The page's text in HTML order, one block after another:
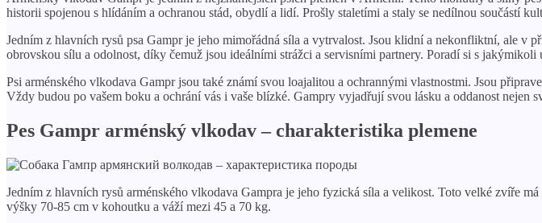
historii spojenou s hlídáním a ochranou stád, obydlí a lidí. Prošly staletími a staly se nedílnou součástí
Jedním z hlavních rysů psa Gampr je jeho mimořádná síla a vytrvalost. Jsou klidní a nekonfliktní, ale v
obrovskou sílu a odolnost, díky čemuž jsou ideálními strážci a servisními partnery. Poradí si s
Psi arménského vlkodava Gampr jsou také známí svou loajalitou a ochrannými vlastnostmi. Jsou
Vždy budou po vašem boku a ochrání vás i vaše blízké. Gampry vyjadřují svou lásku a oddanost nejen
Pes Gampr arménský vlkodav – charakteristika plemene
Jedním z hlavních rysů arménského vlkodava Gampra je jeho fyzická síla a velikost. Toto velké zvíře
výšky 70-85 cm v kohoutku a váží mezi 45 a 70 kg.